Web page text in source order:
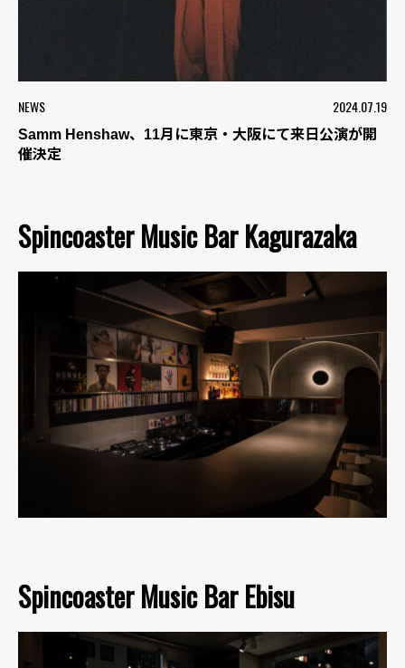
NEWS 2024.07.19
Samm Henshaw、11月に東京・大阪にて来日公演が開
催決定
Spincoaster Music Bar Kagurazaka
Spincoaster Music Bar Ebisu